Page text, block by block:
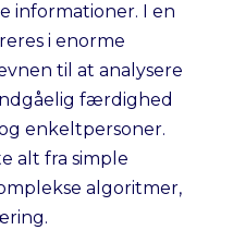
informationer. I en
i enorme
til at analysere
færdighed
enkeltpersoner.
alt fra simple
algoritmer,